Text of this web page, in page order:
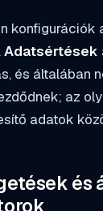
konfigurációk
Adatsértések
és általában
az
adatok
és